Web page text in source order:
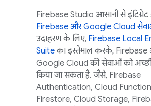
Firebase Studio आसानी से इंटिग्रेट
Firebase औरGoogle Cloud
उदाहरण के लिए, Firebase Local
Suiteका इस्तेमाल करके, Firebase
Google Cloud की सेवाओं को
किया जा सकता है. जैसे, Firebase
Authentication, Cloud
Firestore, Cloud Storage,